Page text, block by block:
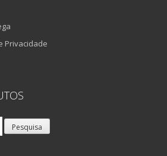
Privacidade
Pesquisa